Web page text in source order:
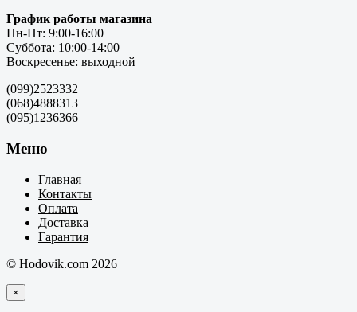
График работы магазина
Пн-Пт: 9:00-16:00
Суббота: 10:00-14:00
Воскресенье: выходной
(099)2523332
(068)4888313
(095)1236366
Меню
Главная
Контакты
Оплата
Доставка
Гарантия
© Hodovik.com 2026
×